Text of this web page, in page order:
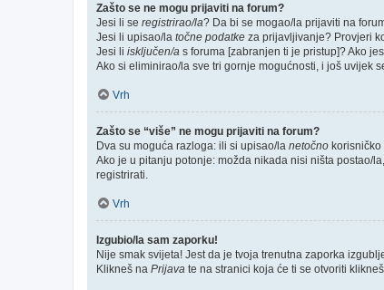
Zašto se ne mogu prijaviti na forum?
Jesi li se registrirao/la? Da bi se mogao/la prijaviti na
Jesi li upisao/la točne podatke za prijavljivanje? Provjeri
Jesi li isključen/a s foruma [zabranjen ti je pristup]? Ako
Ako si eliminirao/la sve tri gornje mogućnosti, i još uvijek
Vrh
Zašto se “više” ne mogu prijaviti na forum?
Dva su moguća razloga: ili si upisao/la netočno korisničko
Ako je u pitanju potonje: možda nikada nisi ništa postao/
registrirati.
Vrh
Izgubio/la sam zaporku!
Nije smak svijeta! Jest da je tvoja trenutna zaporka
Klikneš na Prijava te na stranici koja će ti se otvoriti